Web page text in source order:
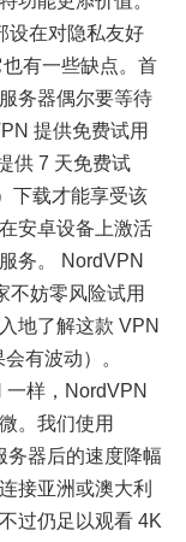
设在对隐私友好
有一些缺点。首
务器偶尔要等待
提供免费试用
供 7 天免费试
下载才能享受该
安卓设备上激活
务。 NordVPN
不妨零风险试用
地了解这款 VPN
有波动）。
样，NordVPN
。我们使用
务器后的速度降幅
接亚洲或澳大利
过仍足以观看 4K